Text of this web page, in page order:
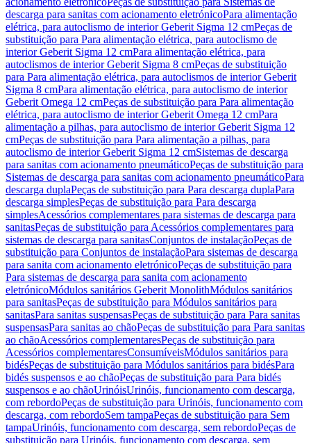
descarga para sanitas com acionamento eletrónicoPara alimentação
elétrica, para autoclismo de interior Geberit Sigma 12 cmPeças de
substituição para Para alimentação elétrica, para autoclismo de
interior Geberit Sigma 12 cmPara alimentação elétrica, para
autoclismos de interior Geberit Sigma 8 cmPeças de substituição
para Para alimentação elétrica, para autoclismos de interior Geberit
Sigma 8 cmPara alimentação elétrica, para autoclismo de interior
Geberit Omega 12 cmPeças de substituição para Para alimentação
elétrica, para autoclismo de interior Geberit Omega 12 cmPara
alimentação a pilhas, para autoclismo de interior Geberit Sigma 12
cmPeças de substituição para Para alimentação a pilhas, para
autoclismo de interior Geberit Sigma 12 cmSistemas de descarga
para sanitas com acionamento pneumáticoPeças de substituição para
Sistemas de descarga para sanitas com acionamento pneumáticoPara
descarga duplaPeças de substituição para Para descarga duplaPara
descarga simplesPeças de substituição para Para descarga
simplesAcessórios complementares para sistemas de descarga para
sanitasPeças de substituição para Acessórios complementares para
sistemas de descarga para sanitasConjuntos de instalaçãoPeças de
substituição para Conjuntos de instalaçãoPara sistemas de descarga
para sanita com acionamento eletrónicoPeças de substituição para
Para sistemas de descarga para sanita com acionamento
eletrónicoMódulos sanitários Geberit MonolithMódulos sanitários
para sanitasPeças de substituição para Módulos sanitários para
sanitasPara sanitas suspensasPeças de substituição para Para sanitas
suspensasPara sanitas ao chãoPeças de substituição para Para sanitas
ao chãoAcessórios complementaresPeças de substituição para
Acessórios complementaresConsumíveisMódulos sanitários para
bidésPeças de substituição para Módulos sanitários para bidésPara
bidés suspensos e ao chãoPeças de substituição para Para bidés
suspensos e ao chãoUrinóisUrinóis, funcionamento com descarga,
com rebordoPeças de substituição para Urinóis, funcionamento com
descarga, com rebordoSem tampaPeças de substituição para Sem
tampaUrinóis, funcionamento com descarga, sem rebordoPeças de
substituição para Urinóis, funcionamento com descarga, sem